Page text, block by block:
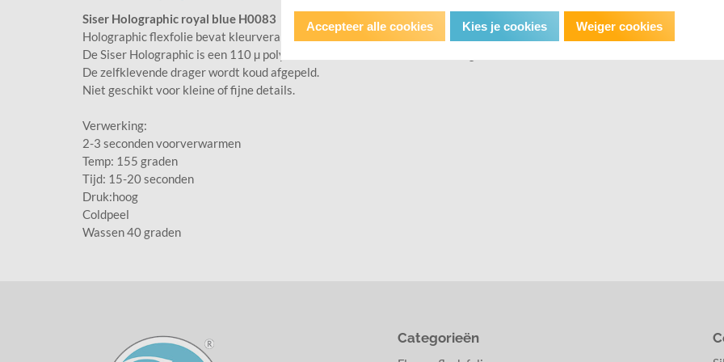
Siser Holographic royal blue H0083
Holographic flexfolie bevat kleurveranderende deeltjes wat een mooi effect geeft.
De Siser Holographic is een 110 µ polyester flexfoli met een metallic holografisch effect.
De zelfklevende drager wordt koud afgepeld.
Niet geschikt voor kleine of fijne details.
Verwerking:
2-3 seconden voorverwarmen
Temp: 155 graden
Tijd: 15-20 seconden
Druk:hoog
Coldpeel
Wassen 40 graden
Categorieën
Accepteer alle cookies Kies je cookies Weiger cookies